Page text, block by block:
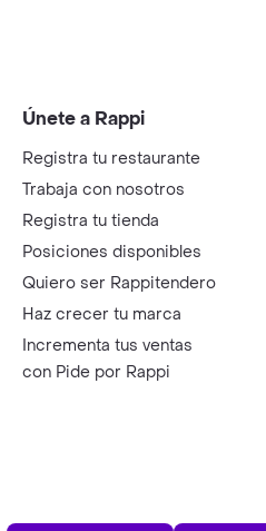
Únete a Rappi
Registra tu restaurante
Trabaja con nosotros
Registra tu tienda
Posiciones disponibles
Quiero ser Rappitendero
Haz crecer tu marca
Incrementa tus ventas
con Pide por Rappi